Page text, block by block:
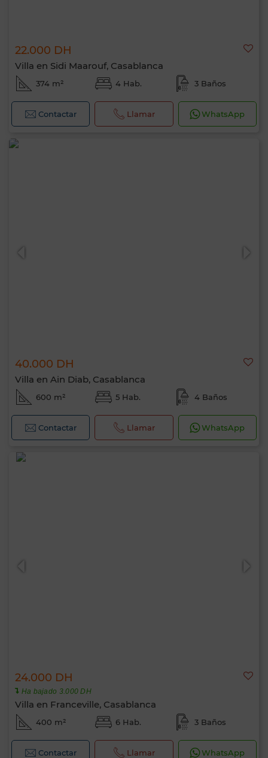
22.000 DH
Villa en Sidi Maarouf, Casablanca
374 m² 4 Hab. 3 Baños
Contactar Llamar WhatsApp
40.000 DH
Villa en Ain Diab, Casablanca
600 m² 5 Hab. 4 Baños
Contactar Llamar WhatsApp
24.000 DH
Ha bajado 3.000 DH
Villa en Franceville, Casablanca
400 m² 6 Hab. 3 Baños
Contactar Llamar WhatsApp